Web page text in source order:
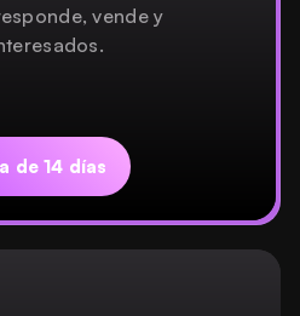
vende y
de 14 días